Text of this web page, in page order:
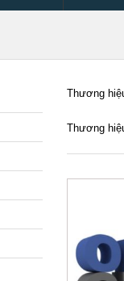
Thương
Thương